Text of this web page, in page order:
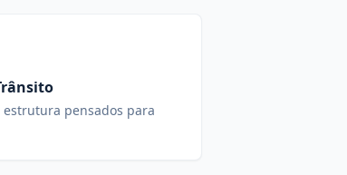
estrutura pensados para